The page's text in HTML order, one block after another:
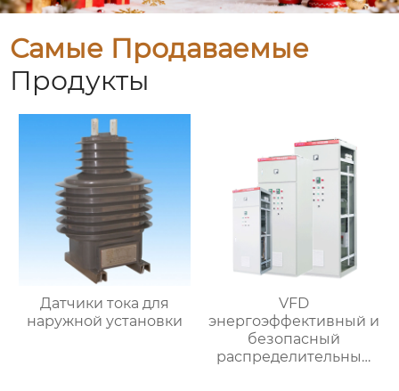
Самые Продаваемые
Продукты
Датчики тока для
наружной установки
VFD
энергоэффективный и
безопасный
распределительный